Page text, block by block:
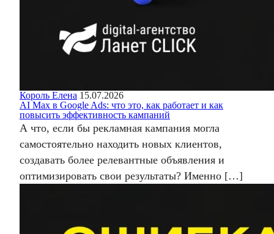
Король Елена 15.07.2026
AI Max в Google Ads: что это, как работает и как
повысить эффективность кампаний
А что, если бы рекламная кампания могла
самостоятельно находить новых клиентов,
создавать более релевантные объявления и
оптимизировать свои результаты? Именно […]